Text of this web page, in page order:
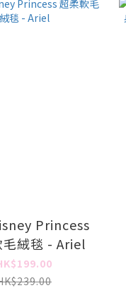
Princess
毛絨毯 - Ariel